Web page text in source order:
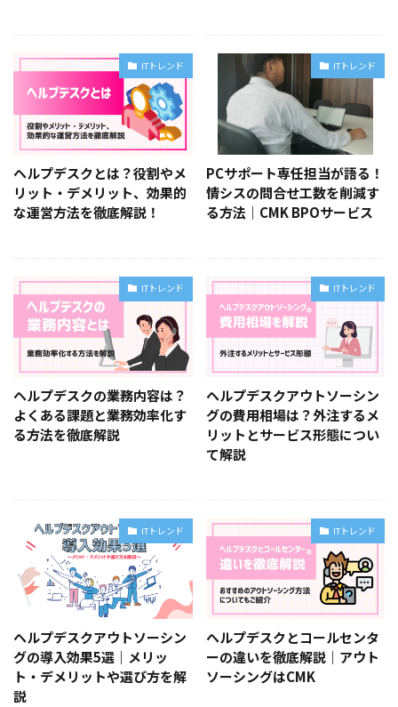
ITトレンド
ヘルプデスクとは？役割やメ
リット・デメリット、効果的
な運営方法を徹底解説！
ITトレンド
PCサポート専任担当が語る！
情シスの問合せ工数を削減す
る方法｜CMK BPOサービス
ITトレンド
ヘルプデスクの業務内容は？
よくある課題と業務効率化す
る方法を徹底解説
ITトレンド
ヘルプデスクアウトソーシン
グの費用相場は？外注するメ
リットとサービス形態につい
て解説
ITトレンド
ヘルプデスクアウトソーシン
グの導入効果5選｜メリッ
ト・デメリットや選び方を解
説
ITトレンド
ヘルプデスクとコールセンタ
ーの違いを徹底解説｜アウト
ソーシングはCMK